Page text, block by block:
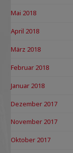
Mai 2018
April 2018
März 2018
Februar 2018
Januar 2018
Dezember 2017
November 2017
Oktober 2017